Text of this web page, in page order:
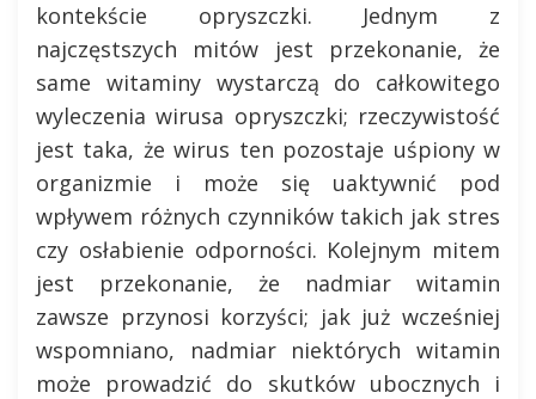
kontekście opryszczki. Jednym z
najczęstszych mitów jest przekonanie, że
same witaminy wystarczą do całkowitego
wyleczenia wirusa opryszczki; rzeczywistość
jest taka, że wirus ten pozostaje uśpiony w
organizmie i może się uaktywnić pod
wpływem różnych czynników takich jak stres
czy osłabienie odporności. Kolejnym mitem
jest przekonanie, że nadmiar witamin
zawsze przynosi korzyści; jak już wcześniej
wspomniano, nadmiar niektórych witamin
może prowadzić do skutków ubocznych i